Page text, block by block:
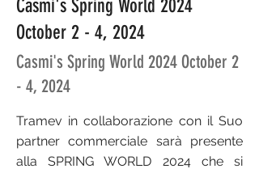
Casmi's Spring World 2024
October 2 - 4, 2024
Casmi's Spring World 2024 October 2
- 4, 2024
Tramev in collaborazione con il Suo
partner commerciale sarà presente
alla SPRING WORLD 2024 che si